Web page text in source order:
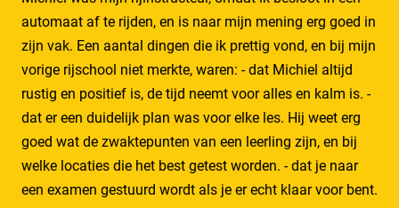
automaat af te rijden, en is naar mijn mening erg goed in
zijn vak. Een aantal dingen die ik prettig vond, en bij mijn
vorige rijschool niet merkte, waren: - dat Michiel altijd
rustig en positief is, de tijd neemt voor alles en kalm is. -
dat er een duidelijk plan was voor elke les. Hij weet erg
goed wat de zwaktepunten van een leerling zijn, en bij
welke locaties die het best getest worden. - dat je naar
een examen gestuurd wordt als je er echt klaar voor bent.